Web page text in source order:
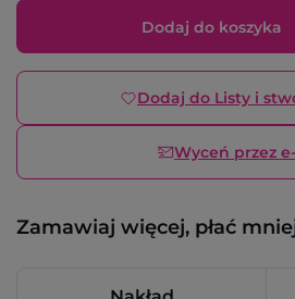
Dodaj do koszyka
Dodaj do Listy i
Wyceń przez
Zamawiaj więcej, płać